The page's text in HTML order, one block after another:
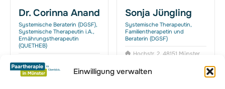
Einwilligung verwalten
Dr. Corinna Anand
Systemische Beraterin (DGSF),
Systemische Therapeutin i.A.,
Ernährungstherapeutin
(QUETHEB)
Münster
Sonja Jüngling
Systemische Therapeutin,
Familientherapetin und
Beraterin (DGSF)
Hochstr. 2, 48151 Münster